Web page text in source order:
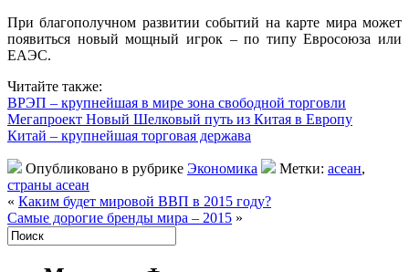
При благополучном развитии событий на карте мира может
появиться новый мощный игрок – по типу Евросоюза или
ЕАЭС.
Читайте также:
ВРЭП – крупнейшая в мире зона свободной торговли
Мегапроект Новый Шелковый путь из Китая в Европу
Китай – крупнейшая торговая держава
Опубликовано в рубрике Экономика Метки: асеан,
страны асеан
« Каким будет мировой ВВП в 2015 году?
Самые дорогие бренды мира – 2015 »